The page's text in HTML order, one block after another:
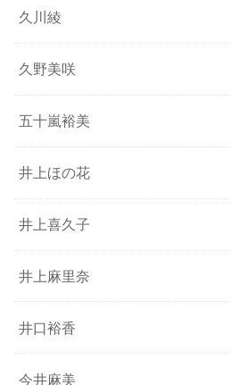
久川綾
久野美咲
五十嵐裕美
井上ほの花
井上喜久子
井上麻里奈
井口裕香
今井麻美